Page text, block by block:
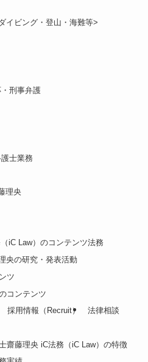
イビング・登山・海難等>
刑事弁護
士業務
理央
iC Law）のコンテンツ法務
央の研究・発表活動
ツ
コンテンツ
採用情報（Recruit） 法律相談
齋藤理央 iC法務（iC Law）の特徴